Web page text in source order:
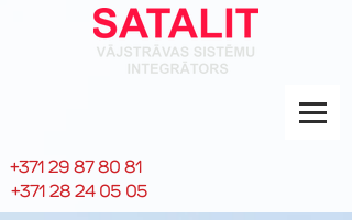
+371 29 87 80 81
+371 28 24 05 05